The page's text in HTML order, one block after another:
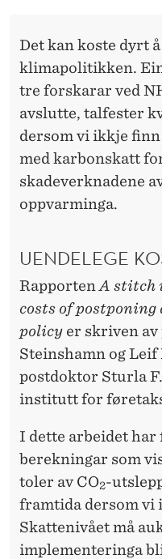
Det kan koste dyrt
klimapolitikken.
tre forskarar ved
avslutte, talfester
dersom vi ikkje
med karbonskatt
skadeverknadene
oppvarminga.
UENDELEGE
Rapporten A stitch
costs of
policy er skriven
Steinshamn og
postdoktor Sturla
institutt for
I dette arbeidet
berekningar som
toler av CO2-
framtida dersom
Skattenivået må
implementeringa